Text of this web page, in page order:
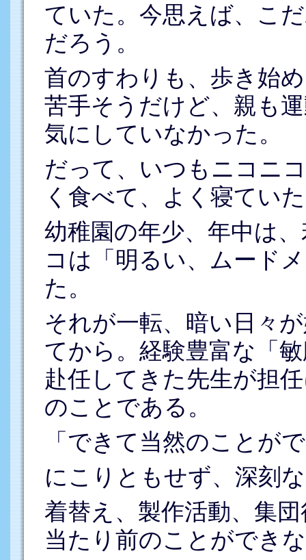
ていた。今思えば、こ
だろう。
首のすわりも、歩き始
苦手そうだけど、親も
気にしていなかった。
だって、いつもニコニ
く食べて、よく寝てい
幼稚園の年少、年中は
コは「明るい、ムード
た。
それが一転、暗い日々
てから。経験豊富な「
赴任してきた先生が担
のことである。
「できて当然のことが
にこりともせず、深刻
着替え、製作活動、集
当たり前のことができ